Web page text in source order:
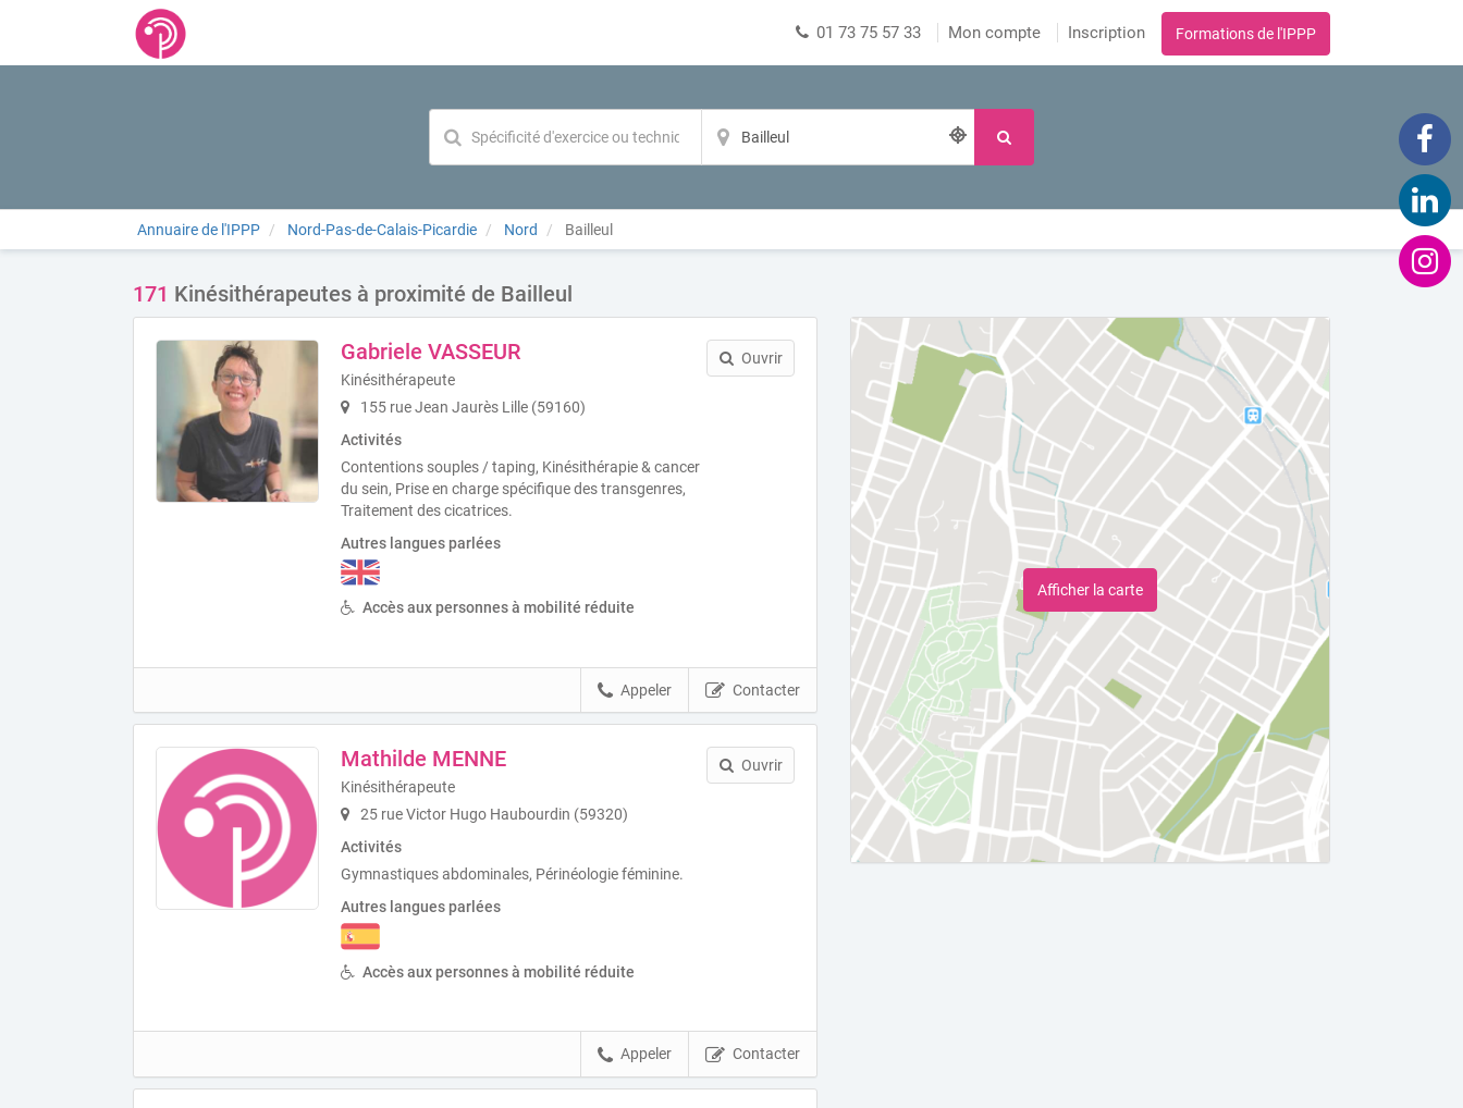
01 73 75 57 33 Mon compte Inscription Formations de l'IPPP
Annuaire de l'IPPP Nord-Pas-de-Calais-Picardie Nord Bailleul
171 Kinésithérapeutes à proximité de Bailleul
Gabriele VASSEUR
Kinésithérapeute
155 rue Jean Jaurès Lille (59160)
Activités
Contentions souples / taping, Kinésithérapie & cancer
du sein, Prise en charge spécifique des transgenres,
Traitement des cicatrices.
Autres langues parlées
Accès aux personnes à mobilité réduite
Ouvrir
Contacter
Appeler
Mathilde MENNE
Kinésithérapeute
25 rue Victor Hugo Haubourdin (59320)
Activités
Gymnastiques abdominales, Périnéologie féminine.
Autres langues parlées
Accès aux personnes à mobilité réduite
Ouvrir
Contacter
Appeler
Afficher la carte